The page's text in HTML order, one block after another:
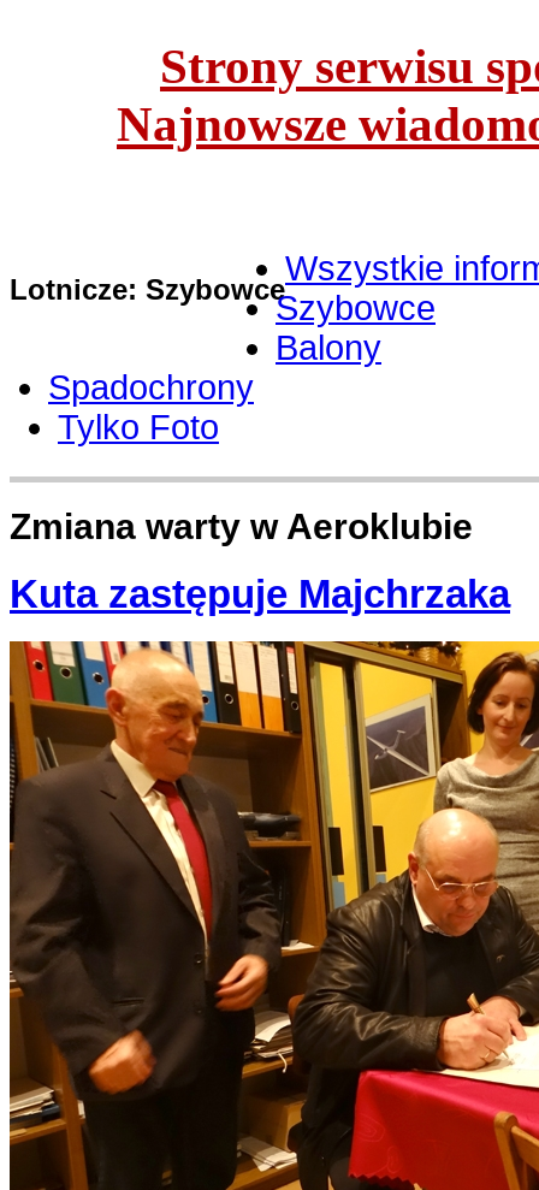
Strony serwisu
Najnowsze
Lotnicze: Szybowce
Wszystkie
Szybowce
Balony
Spadochrony
Tylko Foto
Zmiana warty w Aeroklubie
Kuta zastępuje Majchrzaka